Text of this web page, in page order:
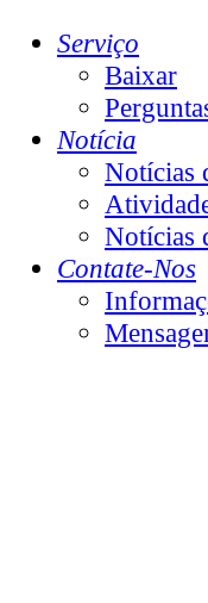
Serviço
Baixar
Notícia
Notícias
Notícias
Contate-Nos